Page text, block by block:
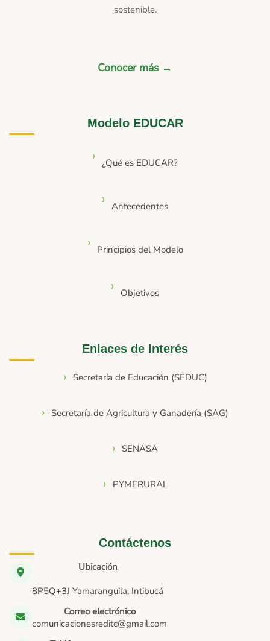
sostenible.
Conocer más →
Modelo EDUCAR
¿Qué es EDUCAR?
Antecedentes
Principios del Modelo
Objetivos
Enlaces de Interés
Secretaría de Educación (SEDUC)
Secretaría de Agricultura y Ganadería (SAG)
SENASA
PYMERURAL
Contáctenos
Ubicación
8P5Q+3J Yamaranguila, Intibucá
Correo electrónico
comunicacionesreditc@gmail.com